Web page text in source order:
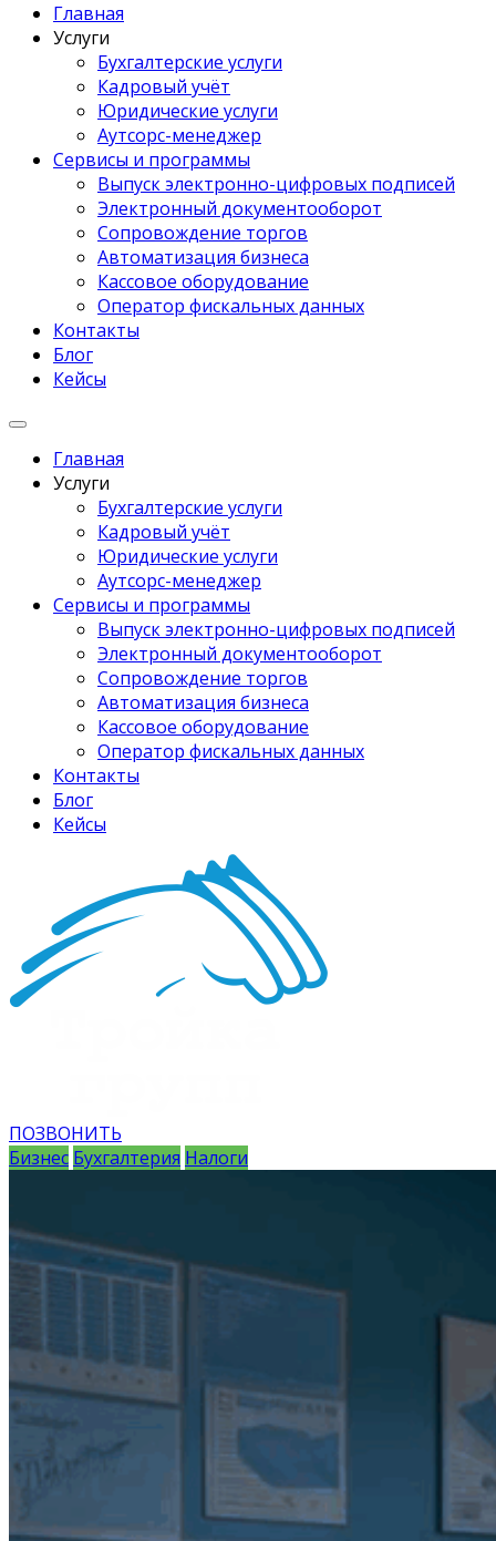
Главная
Услуги
Бухгалтерские услуги
Кадровый учёт
Юридические услуги
Аутсорс-менеджер
Сервисы и программы
Выпуск электронно-цифровых подписей
Электронный документооборот
Сопровождение торгов
Автоматизация бизнеса
Кассовое оборудование
Оператор фискальных данных
Контакты
Блог
Кейсы
Главная
Услуги
Бухгалтерские услуги
Кадровый учёт
Юридические услуги
Аутсорс-менеджер
Сервисы и программы
Выпуск электронно-цифровых подписей
Электронный документооборот
Сопровождение торгов
Автоматизация бизнеса
Кассовое оборудование
Оператор фискальных данных
Контакты
Блог
Кейсы
ПОЗВОНИТЬ
Бизнес Бухгалтерия Налоги